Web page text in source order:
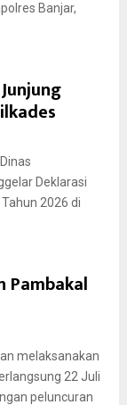
Banjar,
Deklarasi
2026 di
Pambakal
melaksanakan
22 Juli
peluncuran